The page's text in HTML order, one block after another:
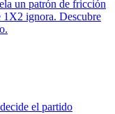
un patrón de fricción
1X2 ignora. Descubre
el partido